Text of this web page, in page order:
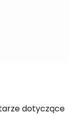
dotyczące